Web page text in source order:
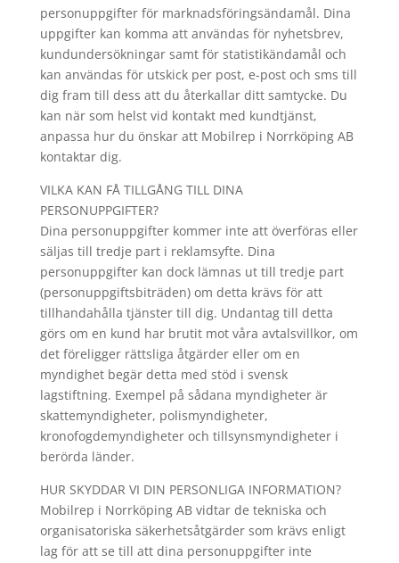
personuppgifter för marknadsföringsändamål. Dina
uppgifter kan komma att användas för nyhetsbrev,
kundundersökningar samt för statistikändamål och
kan användas för utskick per post, e-post och sms till
dig fram till dess att du återkallar ditt samtycke. Du
kan när som helst vid kontakt med kundtjänst,
anpassa hur du önskar att Mobilrep i Norrköping AB
kontaktar dig.
VILKA KAN FÅ TILLGÅNG TILL DINA
PERSONUPPGIFTER?
Dina personuppgifter kommer inte att överföras eller
säljas till tredje part i reklamsyfte. Dina
personuppgifter kan dock lämnas ut till tredje part
(personuppgiftsbiträden) om detta krävs för att
tillhandahålla tjänster till dig. Undantag till detta
görs om en kund har brutit mot våra avtalsvillkor, om
det föreligger rättsliga åtgärder eller om en
myndighet begär detta med stöd i svensk
lagstiftning. Exempel på sådana myndigheter är
skattemyndigheter, polismyndigheter,
kronofogdemyndigheter och tillsynsmyndigheter i
berörda länder.
HUR SKYDDAR VI DIN PERSONLIGA INFORMATION?
Mobilrep i Norrköping AB vidtar de tekniska och
organisatoriska säkerhetsåtgärder som krävs enligt
lag för att se till att dina personuppgifter inte